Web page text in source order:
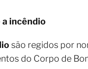
incêndio
são regidos por
do Corpo de